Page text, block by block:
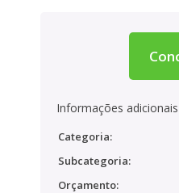
Informações adicionais
Categoria:
Subcategoria:
Orçamento: